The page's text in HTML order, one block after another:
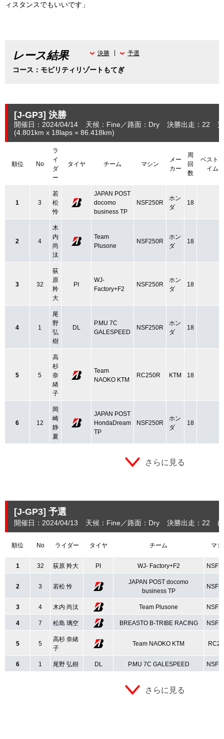
ィスタンスでもいいです」
レース結果
コース：モビリティリゾートもてぎ
決勝 予選
[J-GP3] 決勝
開催日：2024/04/14 天候：Fine 路面：Dry 決勝出走：22
(4.801km x 18laps = 86.418km)
順位 No
ラ
イ
ダ
ー
タイヤ チーム マシン
メー
カー
周
回
数
ベストタ
イム
1 3
若
松
怜
JAPAN POST
docomo
business TP
NSF250R
ホン
ダ
18
2 4
木
内
尚
汰
Team
Plusone
NSF250R
ホン
ダ
18
3 32
荻
原
羚
大
PI
WJ‐
Factory+F2
NSF250R
ホン
ダ
18
4 1
尾
野
弘
樹
DL
P.MU 7C
GALESPEED
NSF250R
ホン
ダ
18
5 5
高
杉
奈
緒
子
Team
NAOKO KTM
RC250R KTM 18
6 12
岡
崎
静
夏
JAPAN POST
HondaDream
TP
NSF250R
ホン
ダ
18
さらに見る
[J-GP3] 予選
開催日：2024/04/13 天候：Fine 路面：Dry 決勝出走：22
順位 No ライダー タイヤ チーム マ
1 32 荻原 羚大 PI WJ‐ Factory+F2
2 3 若松 怜
JAPAN POST docomo
business TP
3 4 木内 尚汰 Team Plusone
4 7 松島 璃空 BREASTO B-TRIBE RACING
5 5
高杉 奈緒
子
Team NAOKO KTM
6 1 尾野 弘樹 DL P.MU 7C GALESPEED
さらに見る